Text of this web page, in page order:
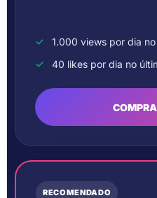
1.000 views por dia
40 likes por dia no
RECOMENDADO